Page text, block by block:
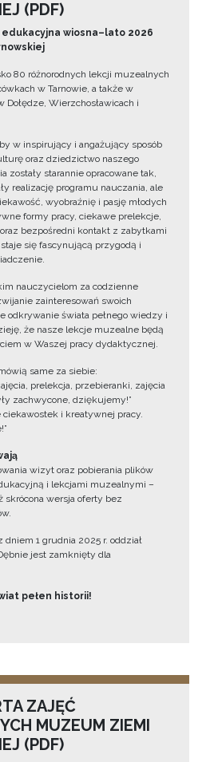
(PDF)
wiosna–lato 2026
80 różnorodnych lekcji muzealnych
w Tarnowie, a także w
Dołędze, Wierzchosławicach i
by w inspirujący i angażujący sposób
oraz dziedzictwo naszego
zostały starannie opracowane tak,
realizację programu nauczania, ale
wyobraźnię i pasję młodych
formy pracy, ciekawe prelekcje,
bezpośredni kontakt z zabytkami
się fascynującą przygodą i
nauczycielom za codzienne
zainteresowań swoich
odkrywanie świata pełnego wiedzy i
że nasze lekcje muzealne będą
w Waszej pracy dydaktycznej.
same za siebie:
prelekcja, przebieranki, zajęcia
zachwycone, dziękujemy!”
ciekawostek i kreatywnej pracy.
wizyt oraz pobierania plików
i lekcjami muzealnymi –
skrócona wersja oferty bez
dniem 1 grudnia 2025 r. oddział
jest zamknięty dla
pełen historii!
ZAJĘĆ
MUZEUM ZIEMI
(PDF)